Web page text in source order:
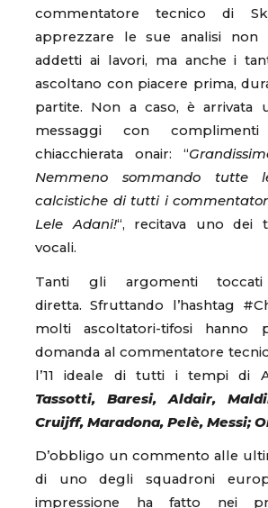
commentatore tecnico di
apprezzare le sue analisi
addetti ai lavori, ma anche i
ascoltano con piacere prima,
partite. Non a caso, è arrivata
messaggi con
chiacchierata onair: “
Nemmeno sommando tutte
calcistiche di tutti i
Lele Adani!“, recitava uno dei
vocali.
Tanti gli argomenti
diretta. Sfruttando l’hashtag
molti ascoltatori-tifosi hanno
domanda al commentatore
l’11 ideale di tutti i tempi di
Tassotti, Baresi, Aldair,
Cruijff, Maradona, Pelè, Messi;
D’obbligo un commento alle
di uno degli squadroni
impressione ha fatto nei